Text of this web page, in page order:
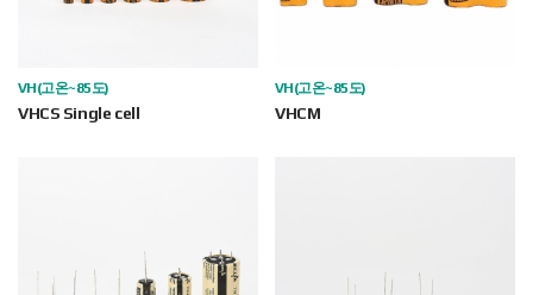
VH(고온~85도)
VHCS Single cell
VH(고온~85도)
VHCM